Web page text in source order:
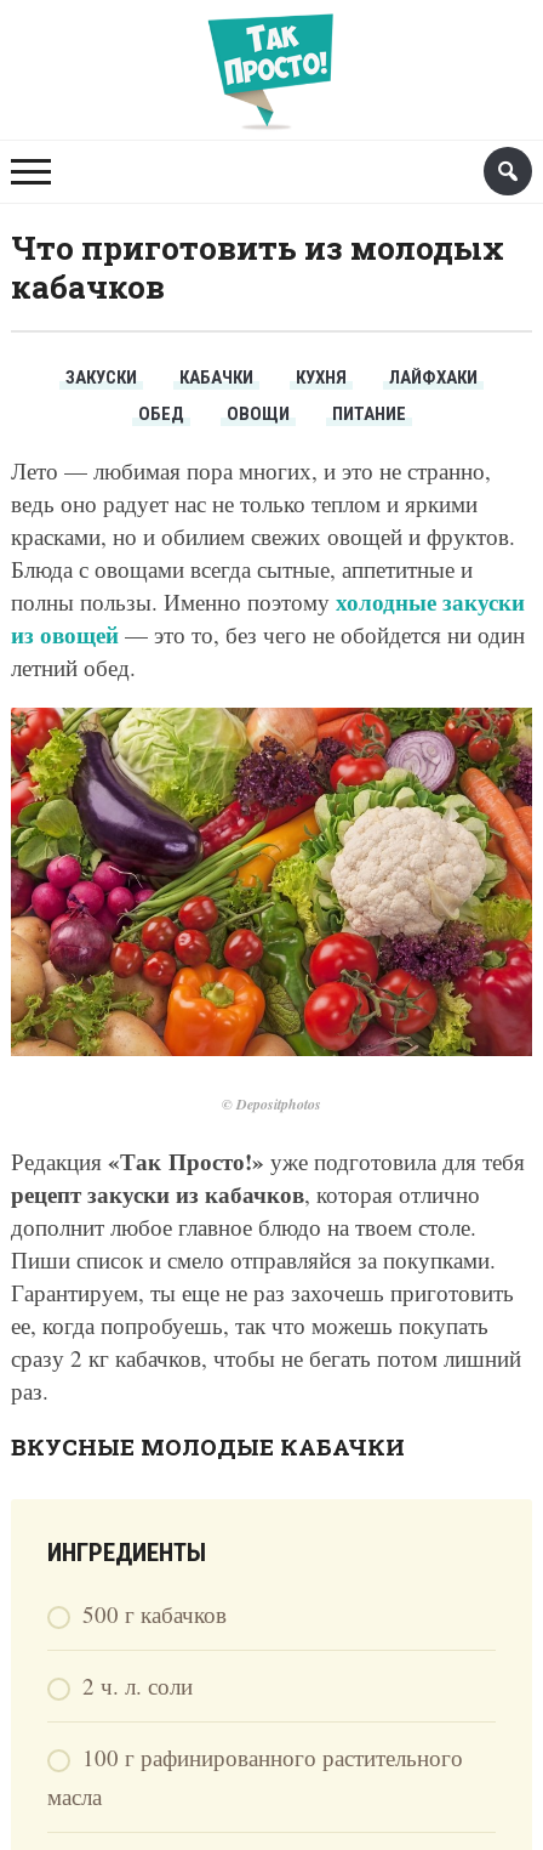
Что приготовить из молодых
кабачков
ЗАКУСКИ КАБАЧКИ КУХНЯ
ЛАЙФХАКИ
ОБЕД
ОВОЩИ ПИТАНИЕ
Лето — любимая пора многих, и это не странно,
ведь оно радует нас не только теплом и яркими
красками, но и обилием свежих овощей и фруктов.
Блюда с овощами всегда сытные, аппетитные и
полны пользы. Именно поэтому холодные закуски
из овощей— это то, без чего не обойдется ни один
летний обед.
© Depositphotos
Редакция «Так Просто!» уже подготовила для тебя
рецепт закуски из кабачков, которая отлично
дополнит любое главное блюдо на твоем столе.
Пиши список и смело отправляйся за покупками.
Гарантируем, ты еще не раз захочешь приготовить
ее, когда попробуешь, так что можешь покупать
сразу 2 кг кабачков, чтобы не бегать потом лишний
раз.
ВКУСНЫЕ МОЛОДЫЕ КАБАЧКИ
ИНГРЕДИЕНТЫ
500 г кабачков
2 ч. л. соли
100 г рафинированного растительного
масла